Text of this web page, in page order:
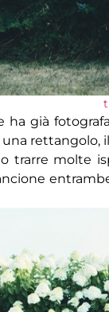
ha già
una
trarre molte